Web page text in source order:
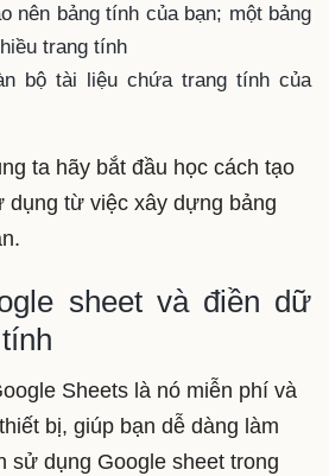
nên bảng tính của bạn; một bảng
trang tính
bộ tài liệu chứa trang tính của
ta hãy bắt đầu học cách tạo
dụng từ việc xây dựng bảng
sheet và điền dữ
Sheets là nó miễn phí và
bị, giúp bạn dễ dàng làm
sử dụng Google sheet trong